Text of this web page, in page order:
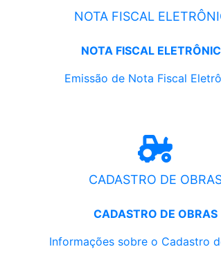
NOTA FISCAL
NOTA FISCAL
Emissão de Nota Fiscal
CADASTRO DE
CADASTRO DE OBRAS
Informações sobre o Cadastro